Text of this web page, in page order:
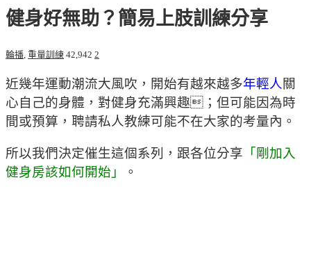
健身好無助？簡易上肢訓練分享
輪播 重量訓練 42,942 2
近幾年運動潮流大風吹，開始有越來越多年輕人關
心自己的身體，對健身充滿興趣；但可能因為時
間或預算，聘請私人教練可能不在大家的考量內。
所以我們決定催生這個系列，跟各位分享 「剛加入
健身房該如何開始」
。